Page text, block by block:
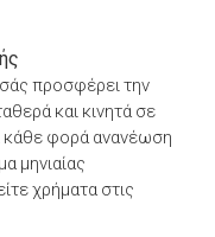
προσφέρει την
και κινητά σε
κάθε φορά ανανέωση
μηνιαίας
χρήματα στις